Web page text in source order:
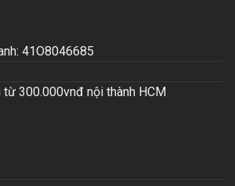
41O8046685
300.000vnđ nội thành HCM